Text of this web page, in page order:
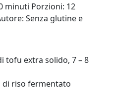
minuti Porzioni: 12
Senza glutine e
tofu extra solido, 7 – 8
di riso fermentato